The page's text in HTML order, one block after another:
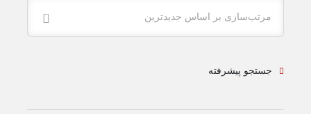
مرتب‌سازی بر اساس جدیدترین
جستجو پیشرفته